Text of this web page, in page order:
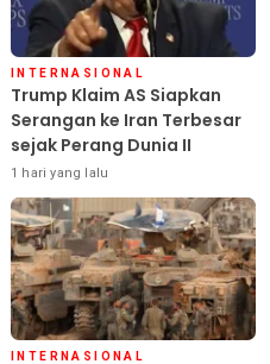
INTERNASIONAL
Trump Klaim AS Siapkan
Serangan ke Iran Terbesar
sejak Perang Dunia II
1 hari yang lalu
INTERNASIONAL